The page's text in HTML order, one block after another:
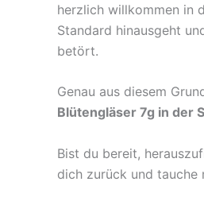
herzlich willkommen in
Standard hinausgeht
betört.
Genau aus diesem
Blütengläser 7g in der
Bist du bereit,
dich zurück und tauche